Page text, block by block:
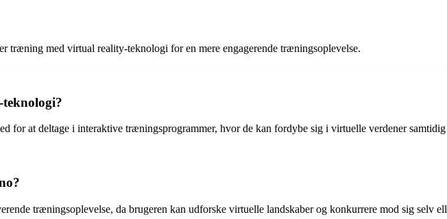
træning med virtual reality-teknologi for en mere engagerende træningsoplevelse.
for at deltage i interaktive træningsprogrammer, hvor de kan fordybe sig i virtuelle verdener
træningsoplevelse, da brugeren kan udforske virtuelle landskaber og konkurrere mod sig selv